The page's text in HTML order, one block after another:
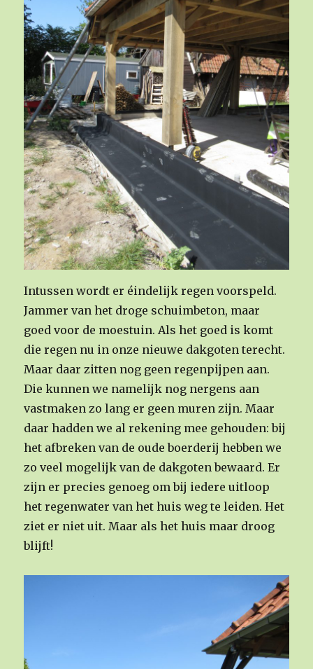
Intussen wordt er éindelijk regen voorspeld.
Jammer van het droge schuimbeton, maar
goed voor de moestuin. Als het goed is komt
die regen nu in onze nieuwe dakgoten terecht.
Maar daar zitten nog geen regenpijpen aan.
Die kunnen we namelijk nog nergens aan
vastmaken zo lang er geen muren zijn. Maar
daar hadden we al rekening mee gehouden: bij
het afbreken van de oude boerderij hebben we
zo veel mogelijk van de dakgoten bewaard. Er
zijn er precies genoeg om bij iedere uitloop
het regenwater van het huis weg te leiden. Het
ziet er niet uit. Maar als het huis maar droog
blijft!